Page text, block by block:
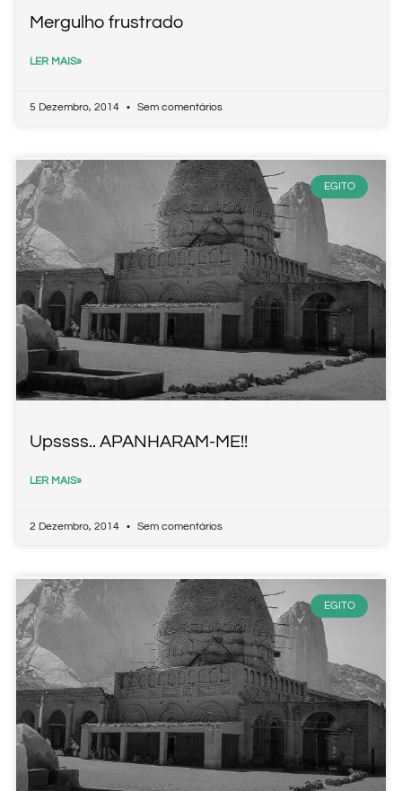
Mergulho frustrado
LER MAIS»
5 Dezembro, 2014 Sem comentários
EGITO
Upssss.. APANHARAM-ME!!
LER MAIS»
2 Dezembro, 2014 Sem comentários
EGITO